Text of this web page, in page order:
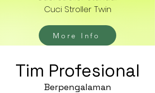
Cuci Stroller Twin
More Info
Tim Profesional
Berpengalaman